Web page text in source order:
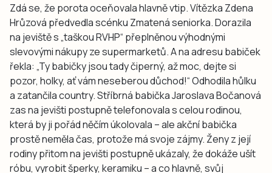
Zdá se, že porota oceňovala hlavně vtip. Vítězka Zdena
Hrůzová předvedla scénku Zmatená seniorka. Dorazila
na jeviště s „taškou RVHP“ přeplněnou výhodnými
slevovými nákupy ze supermarketů. A na adresu babiček
řekla: „Ty babičky jsou tady čiperný, až moc, dejte si
pozor, holky, ať vám neseberou důchod!“ Odhodila hůlku
a zatančila country. Stříbrná babička Jaroslava Bočanová
zas na jevišti postupně telefonovala s celou rodinou,
která by ji pořád něčím úkolovala – ale akční babička
prostě neměla čas, protože má svoje zájmy. Ženy z její
rodiny přitom na jevišti postupně ukázaly, že dokáže ušít
róbu, vyrobit šperky, keramiku – a co hlavně, svůj